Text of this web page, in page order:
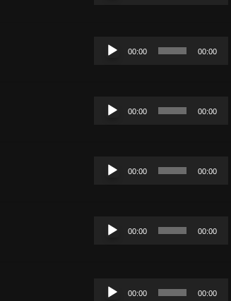
Reproductor
00:00 00:00
Reproductor
00:00 00:00
Reproductor
00:00 00:00
Reproductor
00:00 00:00
Reproductor
00:00 00:00